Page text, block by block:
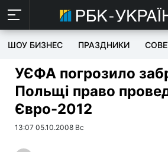
ШОУ БИЗНЕС ПРАЗДНИКИ
УЄФА погрозило
Польщі право
Євро-2012
13:07 05.10.2008 Вс